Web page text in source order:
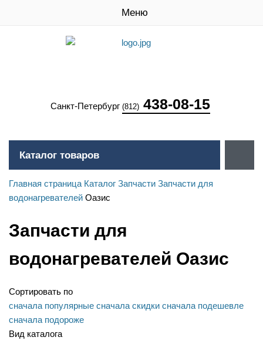
Меню
Санкт-Петербург (812) 438-08-15
Каталог товаров
Главная страница Каталог Запчасти Запчасти для
водонагревателей Оазис
Запчасти для
водонагревателей Оазис
Сортировать по
сначала популярные сначала скидки сначала подешевле
сначала подороже
Вид каталога